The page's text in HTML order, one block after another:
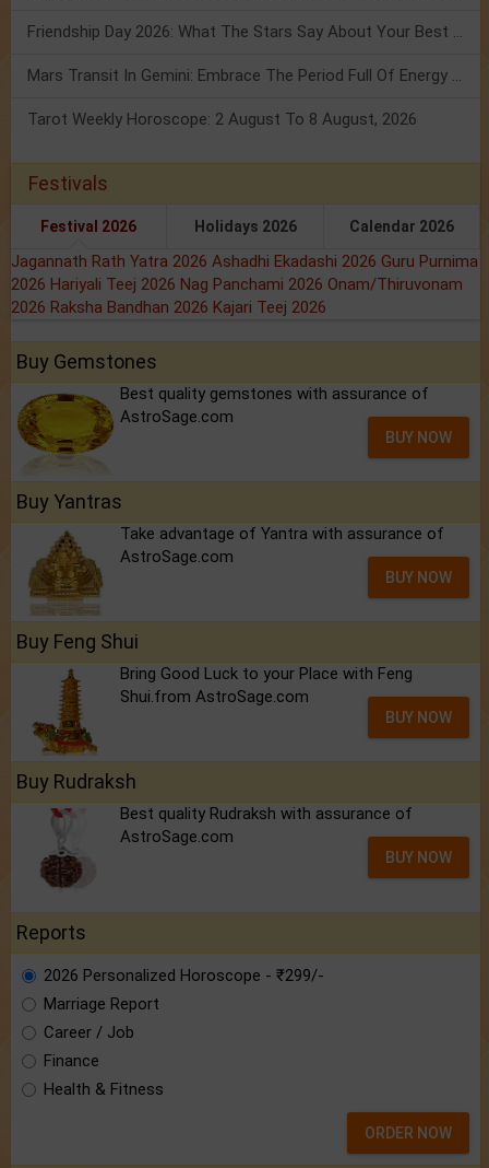
Friendship Day 2026: What The Stars Say About Your Best Friend!
Mars Transit In Gemini: Embrace The Period Full Of Energy & Intelligence
Tarot Weekly Horoscope: 2 August To 8 August, 2026
Festivals
Festival 2026 Holidays 2026 Calendar 2026
Jagannath Rath Yatra 2026 Ashadhi Ekadashi 2026 Guru Purnima
2026 Hariyali Teej 2026 Nag Panchami 2026 Onam/Thiruvonam
2026 Raksha Bandhan 2026 Kajari Teej 2026
Buy Gemstones
Best quality gemstones with assurance of
AstroSage.com
BUY NOW
Buy Yantras
Take advantage of Yantra with assurance of
AstroSage.com
BUY NOW
Buy Feng Shui
Bring Good Luck to your Place with Feng
Shui.from AstroSage.com
BUY NOW
Buy Rudraksh
Best quality Rudraksh with assurance of
AstroSage.com
BUY NOW
Reports
2026 Personalized Horoscope - ₹299/-
Marriage Report
Career / Job
Finance
Health & Fitness
ORDER NOW